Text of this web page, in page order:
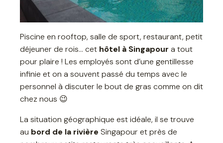
Piscine en rooftop, salle de sport, restaurant, petit
déjeuner de rois… cet hôtel à Singapour a tout
pour plaire ! Les employés sont d’une gentillesse
infinie et on a souvent passé du temps avec le
personnel à discuter le bout de gras comme on dit
chez nous 😉
La situation géographique est idéale, il se trouve
au bord de la rivière Singapour et près de